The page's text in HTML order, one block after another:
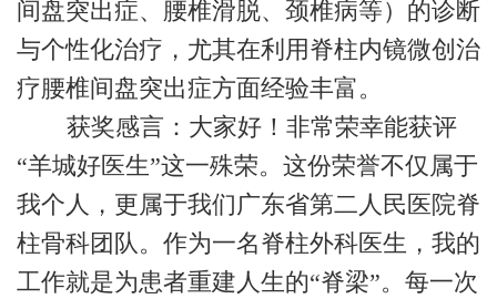
间盘突出症、腰椎滑脱、颈椎病等）的诊断
与个性化治疗，尤其在利用脊柱内镜微创治
疗腰椎间盘突出症方面经验丰富。
获奖感言：大家好！非常荣幸能获评
“羊城好医生”这一殊荣。这份荣誉不仅属于
我个人，更属于我们广东省第二人民医院脊
柱骨科团队。作为一名脊柱外科医生，我的
工作就是为患者重建人生的“脊梁”。每一次